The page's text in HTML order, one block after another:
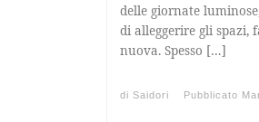
delle giornate
di alleggerire gli spazi,
nuova. Spesso […]
di Saidori Pubblicato